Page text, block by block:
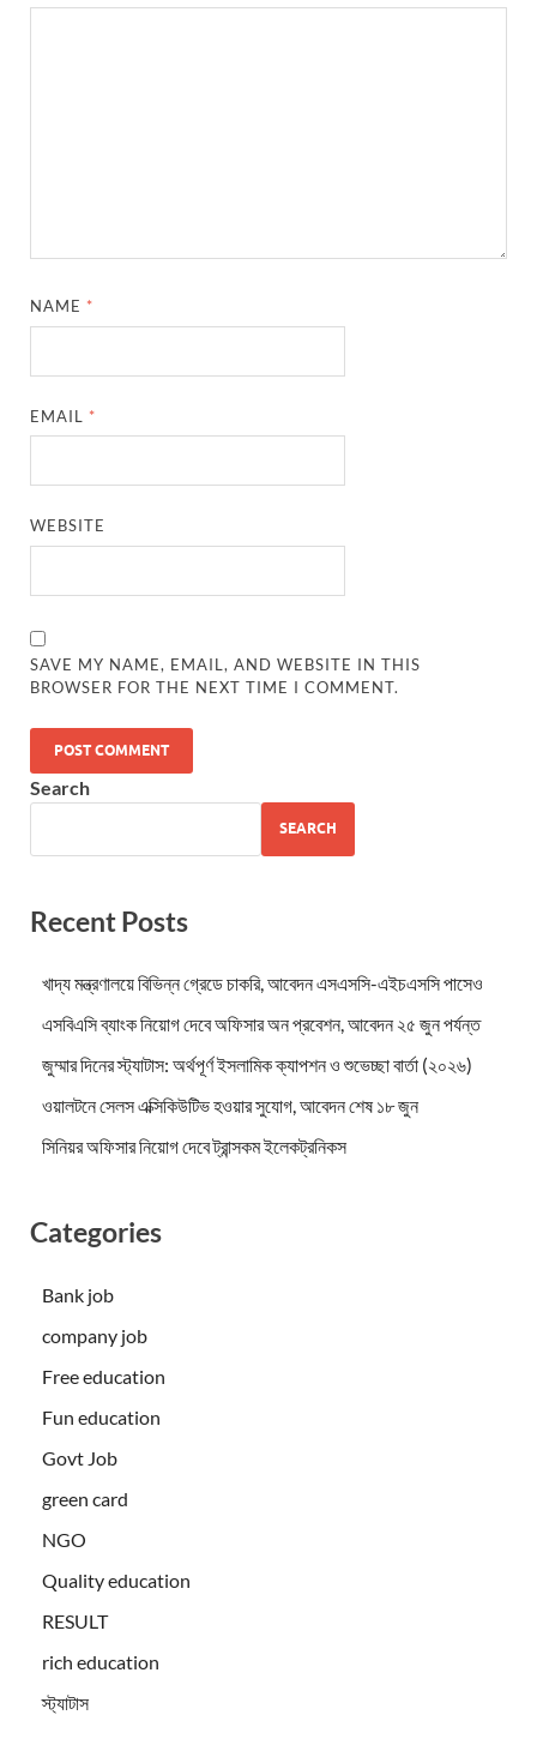
NAME *
EMAIL *
WEBSITE
SAVE MY NAME, EMAIL, AND WEBSITE IN THIS
BROWSER FOR THE NEXT TIME I COMMENT.
Search
SEARCH
Recent Posts
খাদ্য মন্ত্রণালয়ে বিভিন্ন গ্রেডে চাকরি, আবেদন এসএসসি-এইচএসসি পাসেও
এসবিএসি ব্যাংক নিয়োগ দেবে অফিসার অন প্রবেশন, আবেদন ২৫ জুন পর্যন্ত
জুম্মার দিনের স্ট্যাটাস: অর্থপূর্ণ ইসলামিক ক্যাপশন ও শুভেচ্ছা বার্তা (২০২৬)
ওয়ালটনে সেলস এক্সিকিউটিভ হওয়ার সুযোগ, আবেদন শেষ ১৮ জুন
সিনিয়র অফিসার নিয়োগ দেবে ট্রান্সকম ইলেকট্রনিকস
Categories
Bank job
company job
Free education
Fun education
Govt Job
green card
NGO
Quality education
RESULT
rich education
স্ট্যাটাস